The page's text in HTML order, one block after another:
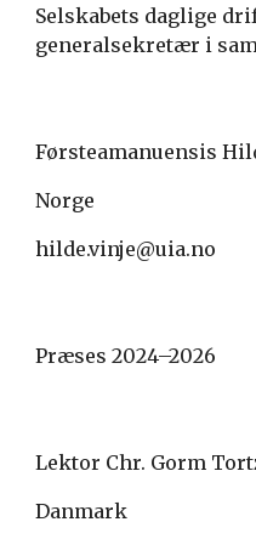
Selskabets daglige
generalsekretær i
Førsteamanuensis
Norge
hilde.vinje@uia.no
Præses 2024–2026
Lektor Chr. Gorm
Danmark